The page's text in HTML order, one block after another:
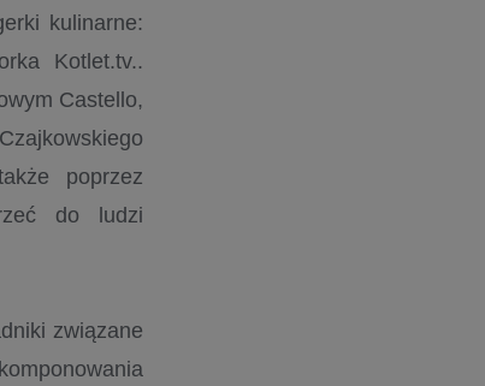
kulinarne:
Kotlet.tv..
Castello,
poprzez
do ludzi
związane